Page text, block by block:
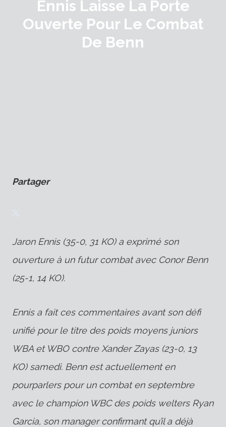
Ennis Laisse La Porte
Ouverte Pour Le Combat
De Benn
Partager
Jaron Ennis (35-0, 31 KO) a exprimé son
ouverture à un futur combat avec Conor Benn
(25-1, 14 KO).
Ennis a fait ces commentaires avant son défi
unifié pour le titre des poids moyens juniors
WBA et WBO contre Xander Zayas (23-0, 13
KO) samedi. Benn est actuellement en
pourparlers pour un combat en septembre
avec le champion WBC des poids welters Ryan
Garcia, son manager confirmant qu’il a déjà